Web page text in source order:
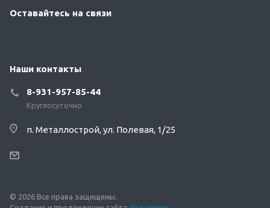
Оставайтесь на связи
Наши контакты
8-931-957-85-44
Круглосуточно
п. Металлострой, ул. Полевая, 1/25
© 2026 Все права защищены.